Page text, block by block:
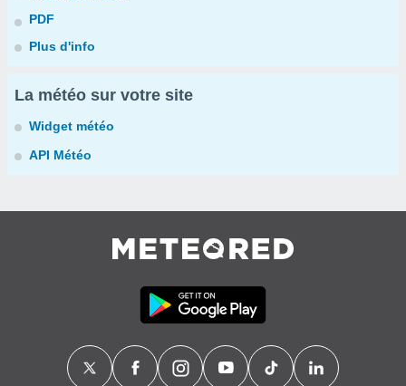
PDF
Plus d'info
La météo sur votre site
Widget météo
API Météo